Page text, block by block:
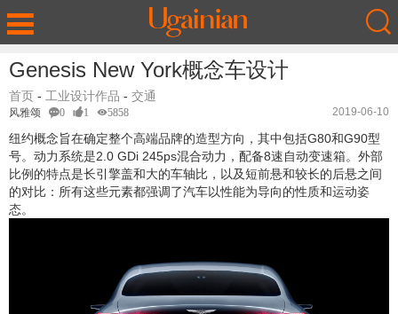
Genesis New York概念车设计
首页 - 工业设计作品 - 交通
风雅颂 0 1 5858 2019-06-10
纽约概念旨在确定整个高端品牌的造型方向，其中包括G80和G90型
号。动力系统是2.0 GDi 245ps混合动力，配备8速自动变速箱。外部
比例的特点是长引擎盖和大的车轴比，以及短前悬和较长的后悬之间
的对比：所有这些元素都强调了汽车以性能为导向的性质和运动姿
态。